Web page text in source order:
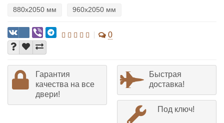
880х2050 мм 960х2050 мм
0
Гарантия
качества на все
двери!
Быстрая
доставка!
Под ключ!